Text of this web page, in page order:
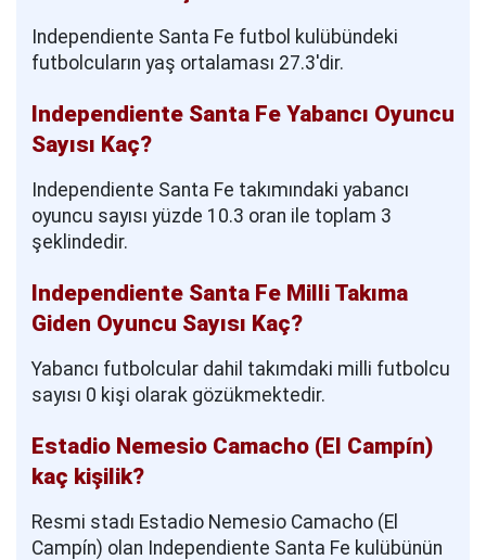
Independiente Santa Fe futbol kulübündeki
futbolcuların yaş ortalaması 27.3'dir.
Independiente Santa Fe Yabancı Oyuncu
Sayısı Kaç?
Independiente Santa Fe takımındaki yabancı
oyuncu sayısı yüzde 10.3 oran ile toplam 3
şeklindedir.
Independiente Santa Fe Milli Takıma
Giden Oyuncu Sayısı Kaç?
Yabancı futbolcular dahil takımdaki milli futbolcu
sayısı 0 kişi olarak gözükmektedir.
Estadio Nemesio Camacho (El Campín)
kaç kişilik?
Resmi stadı Estadio Nemesio Camacho (El
Campín) olan Independiente Santa Fe kulübünün